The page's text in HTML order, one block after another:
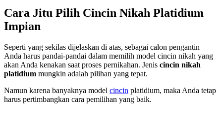
Cara Jitu Pilih Cincin Nikah Platidium
Impian
Seperti yang sekilas dijelaskan di atas, sebagai calon pengantin
Anda harus pandai-pandai dalam memilih model cincin nikah yang
akan Anda kenakan saat proses pernikahan. Jenis cincin nikah
platidium mungkin adalah pilihan yang tepat.
Namun karena banyaknya model cincin platidium, maka Anda tetap
harus pertimbangkan cara pemilihan yang baik.